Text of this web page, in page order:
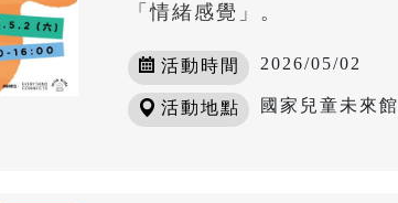
「情緒感覺」。
活動時間 2026/05/02
活動地點 國家兒童未來